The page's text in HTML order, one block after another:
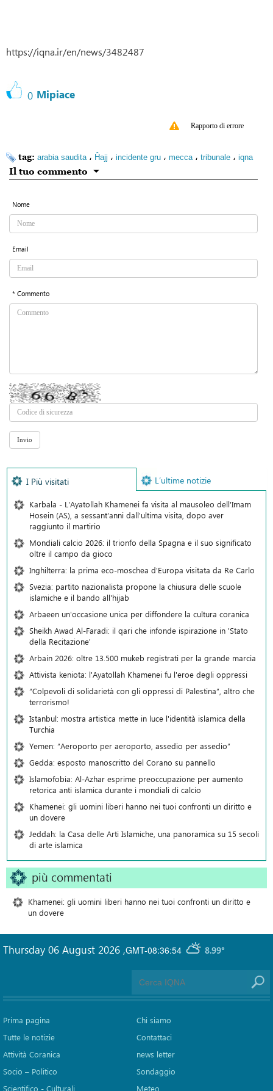
https://iqna.ir/en/news/3482487
0 Mipiace
Rapporto di errore
tag: arabia saudita ، Ĥajj ، incidente gru ، mecca ، tribunale ، iqna
Il tuo commento
Nome
Email
* Commento
I Più visitati L’ultime notizie
Karbala - L'Ayatollah Khamenei fa visita al mausoleo dell'Imam
Hosein (AS), a sessant'anni dall'ultima visita, dopo aver
raggiunto il martirio
Mondiali calcio 2026: il trionfo della Spagna e il suo significato
oltre il campo da gioco
Inghilterra: la prima eco-moschea d'Europa visitata da Re Carlo
Svezia: partito nazionalista propone la chiusura delle scuole
islamiche e il bando all'hijab
Arbaeen un'occasione unica per diffondere la cultura coranica
Sheikh Awad Al-Faradi: il qari che infonde ispirazione in 'Stato
della Recitazione'
Arbain 2026: oltre 13.500 mukeb registrati per la grande marcia
Attivista keniota: l'Ayatollah Khamenei fu l'eroe degli oppressi
“Colpevoli di solidarietà con gli oppressi di Palestina”, altro che
terrorismo!
Istanbul: mostra artistica mette in luce l'identità islamica della
Turchia
Yemen: “Aeroporto per aeroporto, assedio per assedio”
Gedda: esposto manoscritto del Corano su pannello
Islamofobia: Al-Azhar esprime preoccupazione per aumento
retorica anti islamica durante i mondiali di calcio
Khamenei: gli uomini liberi hanno nei tuoi confronti un diritto e
un dovere
Jeddah: la Casa delle Arti Islamiche, una panoramica su 15 secoli
di arte islamica
più commentati
Khamenei: gli uomini liberi hanno nei tuoi confronti un diritto e
un dovere
GMT-08:36:54 8.99°
Thursday 06 August 2026 ,
Prima pagina
Tutte le notizie
Attività Coranica
Socio – Politico
Scientifico - Culturali
Chi siamo
Contattaci
news letter
Sondaggio
Meteo